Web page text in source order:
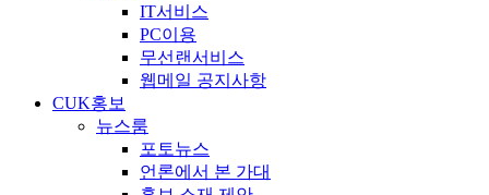
IT서비스
PC이용
무선랜서비스
웹메일 공지사항
CUK홍보
뉴스룸
포토뉴스
언론에서 본 가대